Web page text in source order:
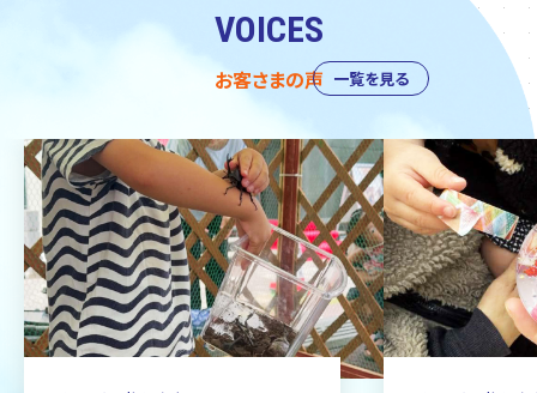
VOICES
お客さまの声 一覧を見る